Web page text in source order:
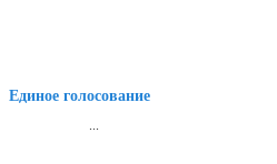
Единое голосование
...